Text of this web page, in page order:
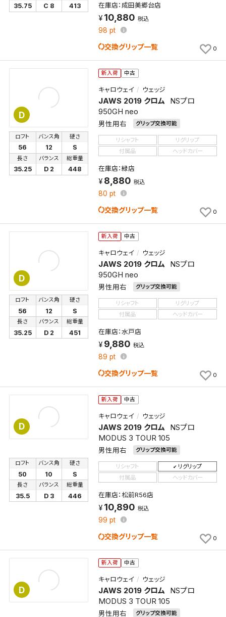
35.75 C 8 413 在庫店：成田美郷台店
10,880 税込
98 pt
交換グリップ一覧 0
D
新入荷 中古
キャロウェイ ウェッジ
JAWS 2019 クロム
NSプロ
950GH neo
男性用右 グリップ交換可能
ロフト
56
バンス角
12
硬さ
S
長さ
35.25
バランス
D 2
総重量
448
リシャフト
リグリップ
付属品
ヘッドカバー
在庫店：緑店
8,880 税込
80 pt
交換グリップ一覧 0
D
新入荷 中古
キャロウェイ ウェッジ
JAWS 2019 クロム
NSプロ
950GH neo
男性用右 グリップ交換可能
ロフト
56
バンス角
12
硬さ
S
長さ
35.25
バランス
D 2
総重量
451
リシャフト
リグリップ
付属品
ヘッドカバー
在庫店：水戸店
9,880 税込
89 pt
交換グリップ一覧 0
D
新入荷 中古
キャロウェイ ウェッジ
JAWS 2019 クロム
NSプロ
MODUS 3 TOUR 105
男性用右 グリップ交換可能
ロフト
50
バンス角
10
硬さ
S
長さ
35.5
バランス
D 3
総重量
446
リシャフト
リグリップ
付属品
ヘッドカバー
在庫店：松前R56店
10,890 税込
99 pt
交換グリップ一覧 0
D
新入荷 中古
キャロウェイ ウェッジ
JAWS 2019 クロム
NSプロ
MODUS 3 TOUR 105
男性用右 グリップ交換可能